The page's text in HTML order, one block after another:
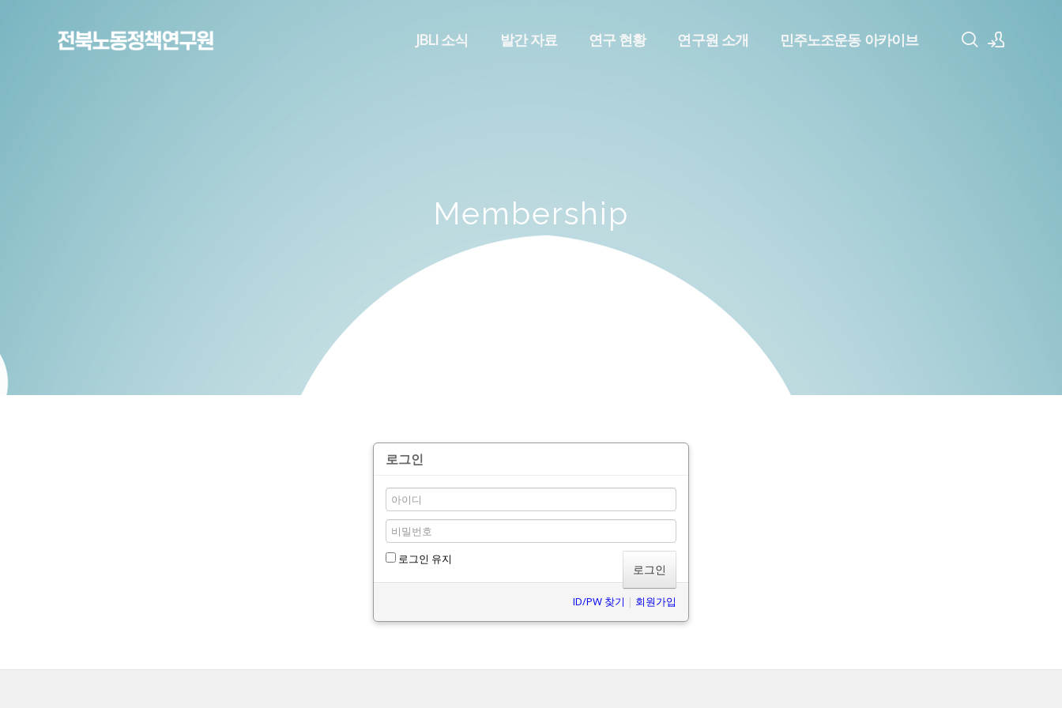
JBLI 소식 발간 자료 연구 현황 연구원 소개 민주노조운동 아카이브
Membership
로그인
로그인 유지
ID/PW 찾기 | 회원가입